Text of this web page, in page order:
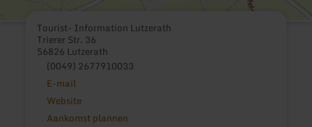
Tourist- Information Lutzerath
Trierer Str. 36
56826 Lutzerath
(0049) 2677910033
E-mail
Website
Aankomst plannen